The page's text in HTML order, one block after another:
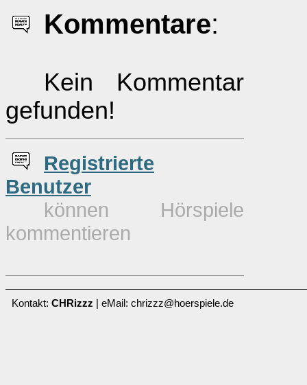
Kommentare:
Kein Kommentar
gefunden!
Registrierte
Benutzer
können Hörspiele
kommentieren
Kontakt: CHRizzz | eMail: chrizzz@hoerspiele.de